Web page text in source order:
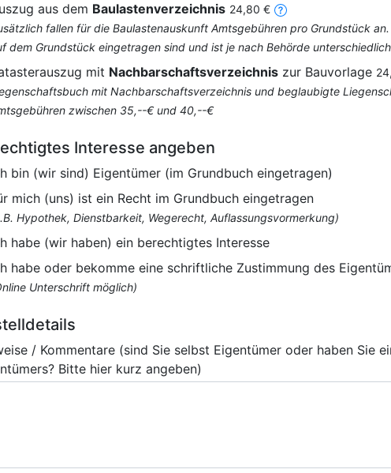
aus dem Baulastenverzeichnis 24,80 €
fallen für die Baulastenauskunft Amtsgebühren pro Grundstück
dem Grundstück eingetragen sind und ist je nach Behörde unterschiedlich
mit Nachbarschaftsverzeichnis zur Bauvorlage
mit Nachbarschaftsverzeichnis und beglaubigte
zwischen 35,--€ und 40,--€
Interesse angeben
bin (wir sind) Eigentümer (im Grundbuch eingetragen)
mich (uns) ist ein Recht im Grundbuch eingetragen
Hypothek, Dienstbarkeit, Wegerecht, Auflassungsvormerkung)
habe (wir haben) ein berechtigtes Interesse
habe oder bekomme eine schriftliche Zustimmung des
Unterschrift möglich)
/ Kommentare (sind Sie selbst Eigentümer oder haben Sie
Bitte hier kurz angeben)